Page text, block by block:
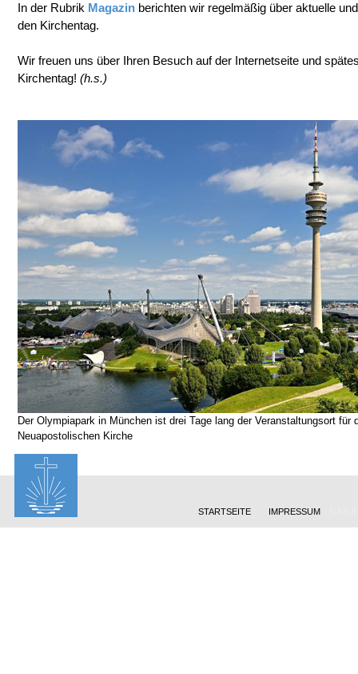
In der Rubrik Magazin berichten wir regelmäßig über aktuelle
den Kirchentag.
Wir freuen uns über Ihren Besuch auf der Internetseite und
Kirchentag! (h.s.)
Der Olympiapark in München ist drei Tage lang der Veranstaltungsort für
Neuapostolischen Kirche
STARTSEITE IMPRESSUM